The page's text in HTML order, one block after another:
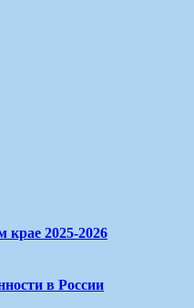
крае 2025-2026
в России